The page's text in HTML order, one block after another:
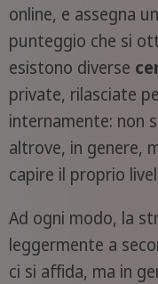
online, e assegna
punteggio che si
esistono diverse
private, rilasciate
internamente: non
altrove, in genere,
capire il proprio
Ad ogni modo, la
leggermente a
ci si affida, ma in